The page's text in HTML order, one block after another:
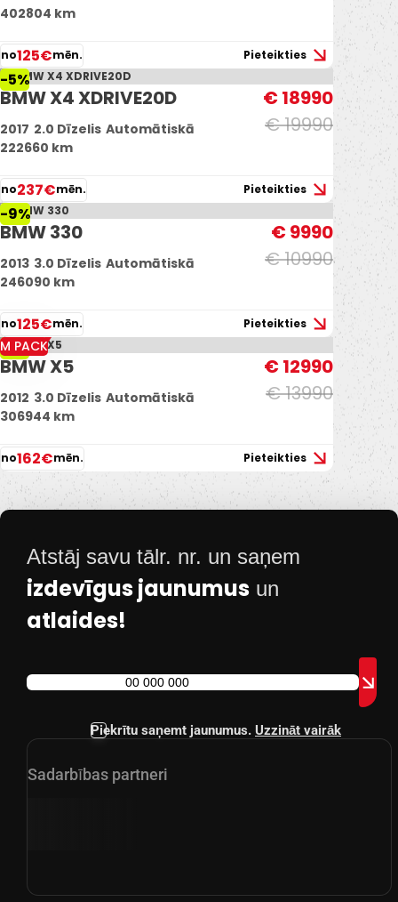
402804 km
no125€mēn. Pieteikties
-5%
BMW X4 XDRIVE20D
€ 19990
€ 18990
2017 2.0 Dīzelis Automātiskā
222660 km
no237€mēn. Pieteikties
-9%
BMW 330
€ 10990
€ 9990
2013 3.0 Dīzelis Automātiskā
246090 km
no125€mēn. Pieteikties
-7%
M PACK
BMW X5
€ 13990
€ 12990
2012 3.0 Dīzelis Automātiskā
306944 km
no162€mēn. Pieteikties
Atstāj savu tālr. nr. un saņem
izdevīgus jaunumus un
atlaides!
Piekrītu saņemt jaunumus. Uzzināt vairāk
Sadarbības partneri